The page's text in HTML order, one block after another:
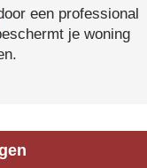
een professional
je woning